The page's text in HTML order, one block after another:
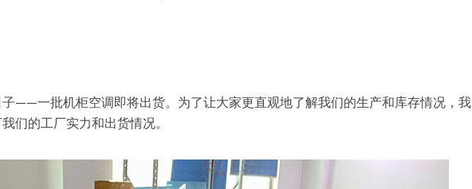
——一批机柜空调即将出货。为了让大家更直观地了解我们的生产和库存情况，我
们的工厂实力和出货情况。